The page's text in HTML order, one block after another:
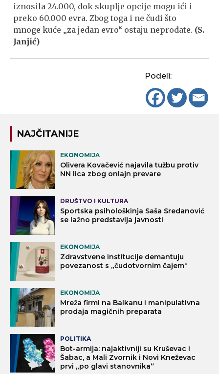
iznosila 24.000, dok skuplje opcije mogu ići i
preko 60.000 evra. Zbog toga i ne čudi što
mnoge kuće „za jedan evro“ ostaju neprodate. (S.
Janjić)
Podeli:
NAJČITANIJE
EKONOMIJA
Olivera Kovačević najavila tužbu protiv
NN lica zbog onlajn prevare
DRUŠTVO I KULTURA
Sportska psihološkinja Saša Sredanović
se lažno predstavlja javnosti
EKONOMIJA
Zdravstvene institucije demantuju
povezanost s „čudotvornim čajem“
EKONOMIJA
Mreža firmi na Balkanu i manipulativna
prodaja magičnih preparata
POLITIKA
Bot-armija: najaktivniji su Kruševac i
Šabac, a Mali Zvornik i Novi Kneževac
prvi „po glavi stanovnika“